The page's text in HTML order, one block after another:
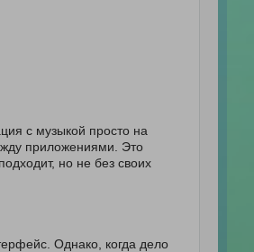
с музыкой просто на
приложениями. Это
но не без своих
Однако, когда дело